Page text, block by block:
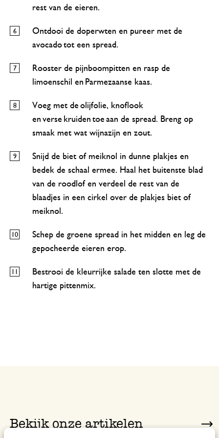
rest van de eieren.
Ontdooi de doperwten en pureer met de
avocado tot een spread.
Rooster de pijnboompitten en rasp de
limoenschil en Parmezaanse kaas.
Voeg met de olijfolie, knoflook
en verse kruiden toe aan de spread. Breng op
smaak met wat wijnazijn en zout.
Snijd de biet of meiknol in dunne plakjes en
bedek de schaal ermee. Haal het buitenste blad
van de roodlof en verdeel de rest van de
blaadjes in een cirkel over de plakjes biet of
meiknol.
Schep de groene spread in het midden en leg de
gepocheerde eieren erop.
Bestrooi de kleurrijke salade ten slotte met de
hartige pittenmix.
Bekijk onze artikelen